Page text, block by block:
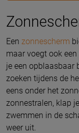
Een zonnescherm
maar voegt ook
je een opblaasbaar
zoeken tijdens de
eens onder het
zonnestralen, klap
zwemmen in de
weer uit.